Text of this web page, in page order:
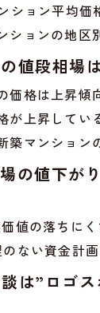
ション平均価
ションの地区
値段相場
価格は上昇傾
が上昇してい
築マンション
の値下が
値の落ちに
ない資金計
は”ロゴ